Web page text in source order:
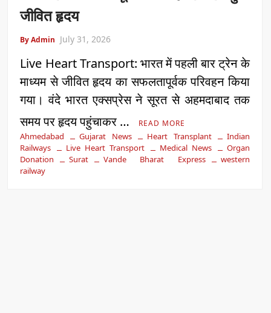
जीवित हृदय
By Admin July 31, 2026
Live Heart Transport: भारत में पहली बार ट्रेन के
माध्यम से जीवित हृदय का सफलतापूर्वक परिवहन किया
गया। वंदे भारत एक्सप्रेस ने सूरत से अहमदाबाद तक
समय पर हृदय पहुंचाकर …
READ MORE
Ahmedabad Gujarat News Heart Transplant
Indian
Railways
Live Heart Transport Medical News
Organ
Donation
Surat Vande Bharat Express
western
railway